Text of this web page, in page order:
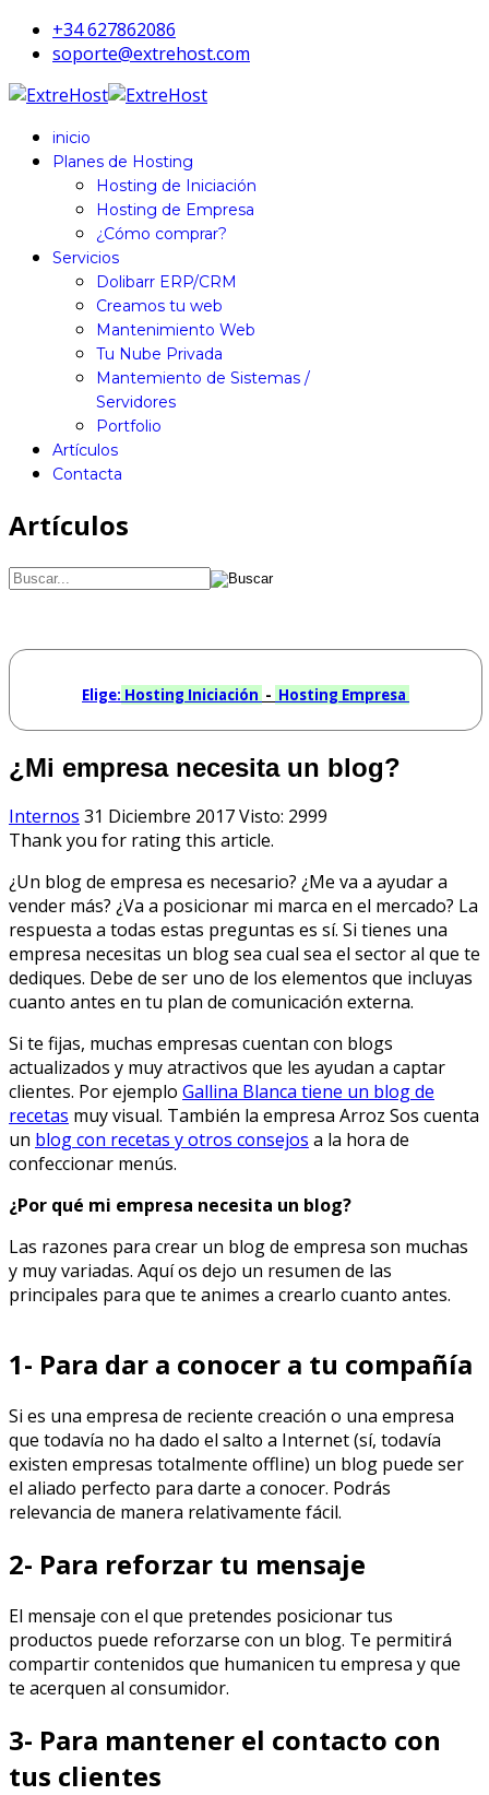
+34 627862086
soporte@extrehost.com
inicio
Planes de Hosting
Hosting de Iniciación
Hosting de Empresa
¿Cómo comprar?
Servicios
Dolibarr ERP/CRM
Creamos tu web
Mantenimiento Web
Tu Nube Privada
Mantemiento de Sistemas /
Servidores
Portfolio
Artículos
Contacta
Artículos
Elige: Hosting Iniciación - Hosting Empresa
¿Mi empresa necesita un blog?
Internos 31 Diciembre 2017Visto: 2999
Thank you for rating this article.
¿Un blog de empresa es necesario? ¿Me va a ayudar a
vender más? ¿Va a posicionar mi marca en el mercado? La
respuesta a todas estas preguntas es sí. Si tienes una
empresa necesitas un blog sea cual sea el sector al que te
dediques. Debe de ser uno de los elementos que incluyas
cuanto antes en tu plan de comunicación externa.
Si te fijas, muchas empresas cuentan con blogs
actualizados y muy atractivos que les ayudan a captar
clientes. Por ejemplo Gallina Blanca tiene un blog de
recetas muy visual. También la empresa Arroz Sos cuenta
un blog con recetas y otros consejos a la hora de
confeccionar menús.
¿Por qué mi empresa necesita un blog?
Las razones para crear un blog de empresa son muchas
y muy variadas. Aquí os dejo un resumen de las
principales para que te animes a crearlo cuanto antes.
1- Para dar a conocer a tu compañía
Si es una empresa de reciente creación o una empresa
que todavía no ha dado el salto a Internet (sí, todavía
existen empresas totalmente offline) un blog puede ser
el aliado perfecto para darte a conocer. Podrás
relevancia de manera relativamente fácil.
2- Para reforzar tu mensaje
El mensaje con el que pretendes posicionar tus
productos puede reforzarse con un blog. Te permitirá
compartir contenidos que humanicen tu empresa y que
te acerquen al consumidor.
3- Para mantener el contacto con
tus clientes